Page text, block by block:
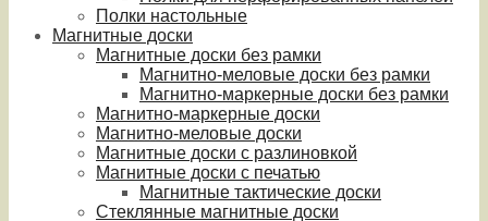
Полки настольные
Магнитные доски
Магнитные доски без рамки
Магнитно-меловые доски без рамки
Магнитно-маркерные доски без рамки
Магнитно-маркерные доски
Магнитно-меловые доски
Магнитные доски с разлиновкой
Магнитные доски с печатью
Магнитные тактические доски
Стеклянные магнитные доски